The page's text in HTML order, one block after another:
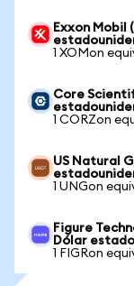
Exxon Mobil
1 XOMon
Core
1 CORZon
US Natural
1 UNGon
Figure
Dólar
1 FIGRon